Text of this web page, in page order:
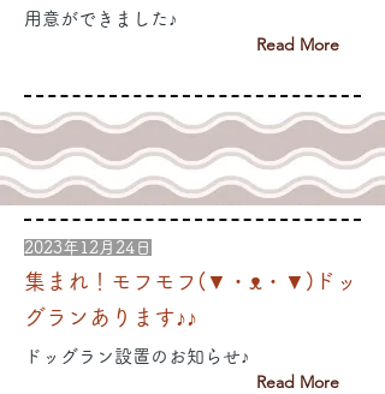
用意ができました♪
Read More
2023年12月24日
集まれ！モフモフ(▼・ᴥ・▼)ドッ
グランあります♪♪
ドッグラン設置のお知らせ♪
Read More